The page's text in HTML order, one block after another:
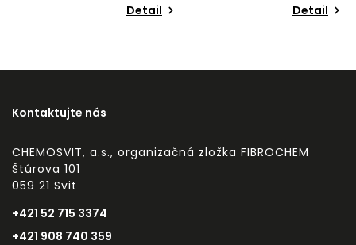
Detail Detail
Kontaktujte nás
CHEMOSVIT, a.s., organizačná zložka FIBROCHEM
Štúrova 101
059 21 Svit
+421 52 715 3374
+421 908 740 359